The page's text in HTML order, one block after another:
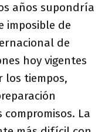
años supondría
imposible de
de
hoy vigentes
los tiempos,
La